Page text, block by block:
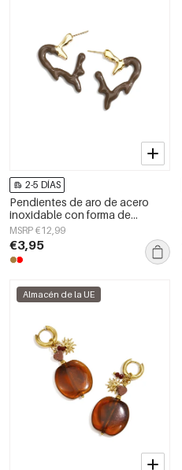
2-5 DÍAS
Pendientes de aro de acero
inoxidable con forma de
corazón, sencillos, de la serie
Daily Simple, joyería para mujer.
MSRP €12,99
€3,95
Almacén de la UE